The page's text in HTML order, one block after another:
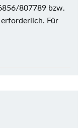
807789 bzw.
Für